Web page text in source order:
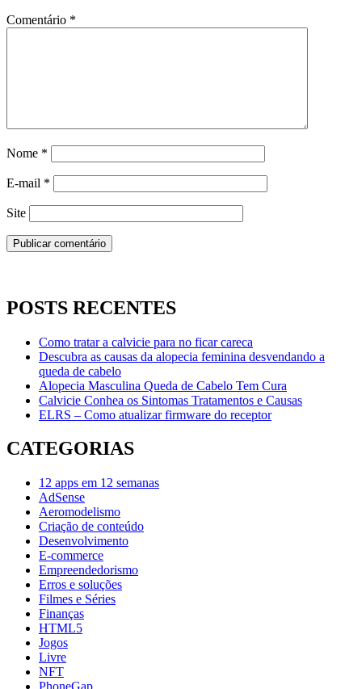
Comentário *
Nome *
E-mail *
Site
POSTS RECENTES
Como tratar a calvicie para no ficar careca
Descubra as causas da alopecia feminina desvendando a
queda de cabelo
Alopecia Masculina Queda de Cabelo Tem Cura
Calvicie Conhea os Sintomas Tratamentos e Causas
ELRS – Como atualizar firmware do receptor
CATEGORIAS
12 apps em 12 semanas
AdSense
Aeromodelismo
Criação de conteúdo
Desenvolvimento
E-commerce
Empreendedorismo
Erros e soluções
Filmes e Séries
Finanças
HTML5
Jogos
Livre
NFT